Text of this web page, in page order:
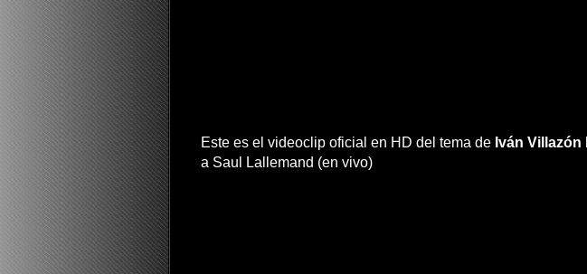
Este es el videoclip oficial en HD del tema de Iván Villazón
a Saul Lallemand (en vivo)